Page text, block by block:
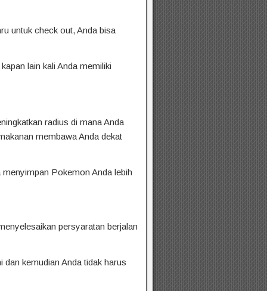
untuk check out, Anda bisa
lain kali Anda memiliki
radius di mana Anda
membawa Anda dekat
Pokemon Anda lebih
persyaratan berjalan
kemudian Anda tidak harus